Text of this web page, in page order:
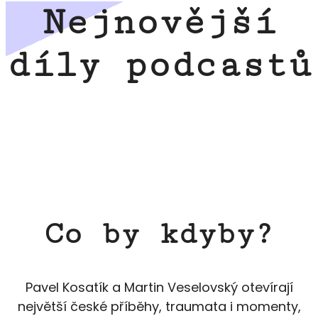
Nejnovější
díly podcastů
Co by kdyby?
Pavel Kosatík a Martin Veselovský otevírají
největší české příběhy, traumata i momenty,